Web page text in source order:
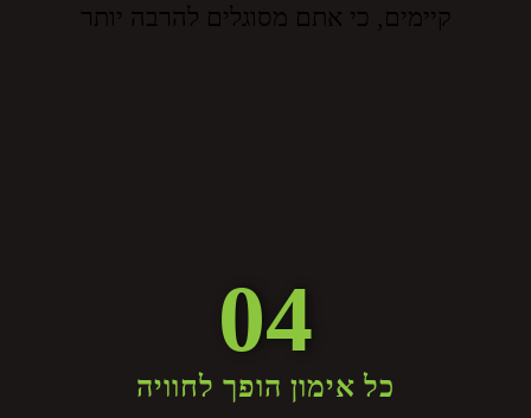
קיימים, כי אתם מסוגלים להרבה יותר
04
כל אימון הופך לחוויה